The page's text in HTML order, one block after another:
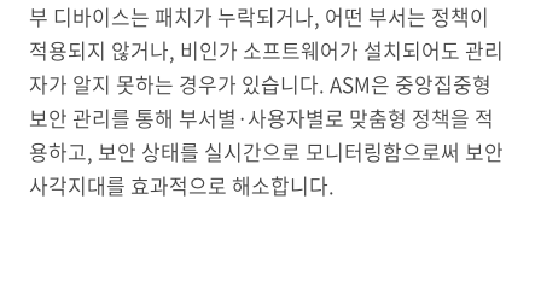
부 디바이스는 패치가 누락되거나, 어떤 부서는 정책이
적용되지 않거나, 비인가 소프트웨어가 설치되어도 관리
자가 알지 못하는 경우가 있습니다. ASM은 중앙집중형
보안 관리를 통해 부서별·사용자별로 맞춤형 정책을 적
용하고, 보안 상태를 실시간으로 모니터링함으로써 보안
사각지대를 효과적으로 해소합니다.